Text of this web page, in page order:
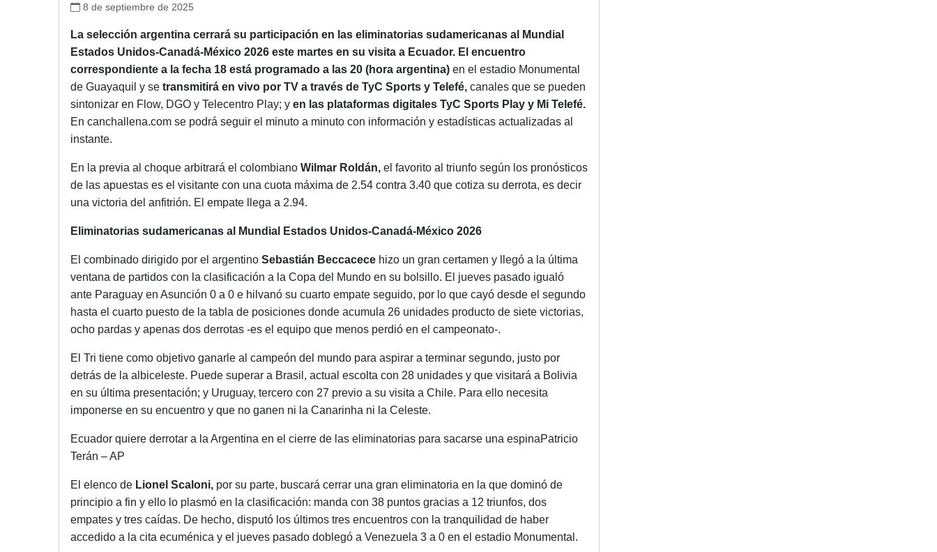
8 de septiembre de 2025
La selección argentina cerrará su participación en las eliminatorias sudamericanas al
Mundial
Estados Unidos-Canadá-México 2026 este martes en su visita a Ecuador. El encuentro
correspondiente a la fecha 18 está programado a las 20 (hora argentina) en el estadio Monumental
de Guayaquil y se transmitirá en vivo por TV a través de TyC Sports y Telefé, canales que se pueden
sintonizar en Flow, DGO y Telecentro Play; y en las plataformas digitales TyC Sports Play y Mi Telefé.
En canchallena.com se podrá seguir el minuto a minuto con información y estadísticas actualizadas al
instante.
En la previa al choque arbitrará el colombiano Wilmar Roldán, el favorito al triunfo según los pronósticos
de las apuestas es el visitante con una cuota máxima de 2.54 contra 3.40 que cotiza su derrota, es decir
una victoria del anfitrión. El empate llega a 2.94.
Eliminatorias sudamericanas al Mundial Estados Unidos-Canadá-México 2026
El combinado dirigido por el argentino Sebastián Beccacece hizo un gran certamen y llegó a la última
ventana de partidos con la clasificación a la Copa del Mundo en su bolsillo. El jueves pasado igualó
ante Paraguay en Asunción 0 a 0 e hilvanó su cuarto empate seguido, por lo que cayó desde el segundo
hasta el cuarto puesto de la tabla de posiciones donde acumula 26 unidades producto de siete victorias,
ocho pardas y apenas dos derrotas -es el equipo que menos perdió en el campeonato-.
El Tri tiene como objetivo ganarle al campeón del mundo para aspirar a terminar segundo, justo por
detrás de la albiceleste. Puede superar a Brasil, actual escolta con 28 unidades y que visitará a Bolivia
en su última presentación; y Uruguay, tercero con 27 previo a su visita a Chile. Para ello necesita
imponerse en su encuentro y que no ganen ni la Canarinha ni la Celeste.
Ecuador quiere derrotar a la Argentina en el cierre de las eliminatorias para sacarse una espinaPatricio
Terán – AP
El elenco de Lionel Scaloni, por su parte, buscará cerrar una gran eliminatoria en la que dominó de
principio a fin y ello lo plasmó en la clasificación: manda con 38 puntos gracias a 12 triunfos, dos
empates y tres caídas. De hecho, disputó los últimos tres encuentros con la tranquilidad de haber
accedido a la cita ecuménica y el jueves pasado doblegó a Venezuela 3 a 0 en el estadio Monumental.